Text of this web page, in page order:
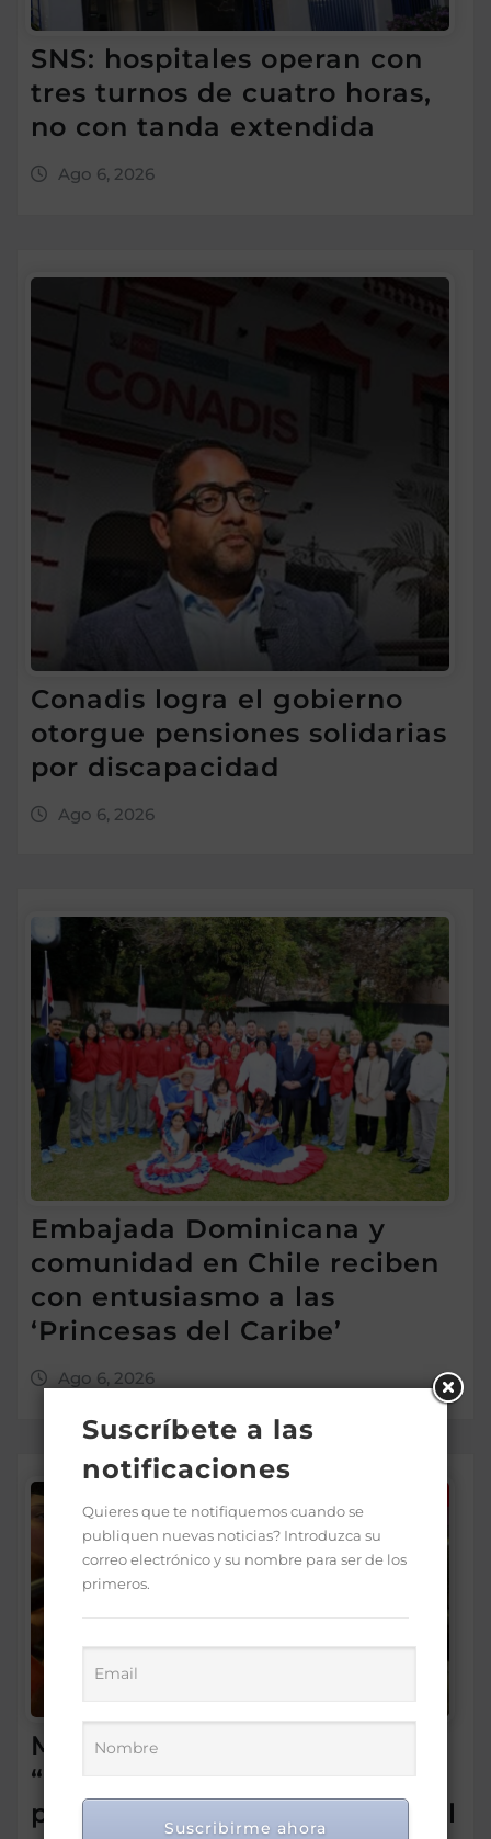
SNS: hospitales operan con
tres turnos de cuatro horas,
no con tanda extendida
Ago 6, 2026
Conadis logra el gobierno
otorgue pensiones solidarias
por discapacidad
Ago 6, 2026
Embajada Dominicana y
comunidad en Chile reciben
con entusiasmo a las
‘Princesas del Caribe’
Ago 6, 2026
Morrison insta a diputados a
“leer más” antes de criticar
préstamo para seguridad vial
Suscríbete a las
notificaciones
Quieres que te notifiquemos cuando se
publiquen nuevas noticias? Introduzca su
correo electrónico y su nombre para ser de los
primeros.
Suscribirme ahora